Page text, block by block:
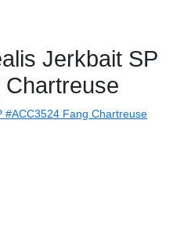
Jerkbait SP